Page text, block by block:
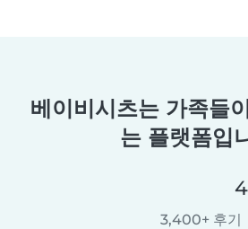
베이비시츠는 가족들
는 플랫폼입
3,400+ 후기